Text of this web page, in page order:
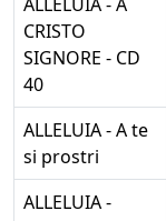
CRISTO
SIGNORE - CD
40
ALLELUIA - A te
si prostri
ALLELUIA -